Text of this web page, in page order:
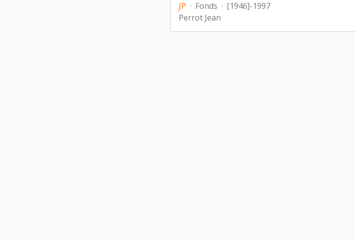
JP · Fonds · [1946]-1997
Perrot Jean